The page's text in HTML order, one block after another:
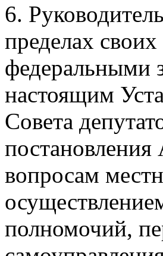
6.
пределах
федеральными
настоящим
Совета
вопросам
полномочий,